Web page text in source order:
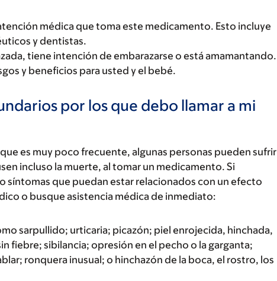
médica que toma este medicamento. Esto incluye
y dentistas.
tiene intención de embarazarse o está amamantando.
y beneficios para usted y el bebé.
por los que debo llamar a mi
es muy poco frecuente, algunas personas pueden sufrir
incluso la muerte, al tomar un medicamento. Si
síntomas que puedan estar relacionados con un efecto
o busque asistencia médica de inmediato:
sarpullido; urticaria; picazón; piel enrojecida, hinchada,
fiebre; sibilancia; opresión en el pecho o la garganta;
ronquera inusual; o hinchazón de la boca, el rostro, los